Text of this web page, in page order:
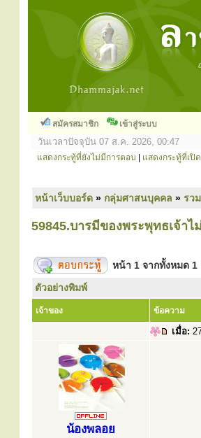
สมัครสมาชิก เข้าสู่ระบบ
วันเวลาปัจจุบัน 07 ส.ค. 2026, 00:47
แสดงกระทู้ที่ยังไม่มีการตอบ แสดงกระทู้ที่เปิ
หน้าเว็บบอร์ด » กลุ่มศาสนบุคคล » รว
59845.บารมีของพระพุทธเจ้า
หน้า 1 จากทั้งหมด 1
ตัวอย่างพิมพ์
เจ้าของ ข้อความ
เมื่อ:
น้องพลอย